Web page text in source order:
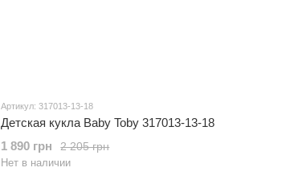
Артикул: 317013-13-18
Детская кукла Baby Toby 317013-13-18
2 205 грн
1 890 грн
Нет в наличии